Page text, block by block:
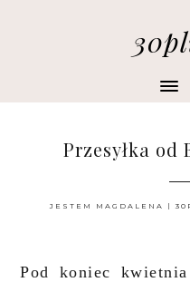
Przesyłka od
JESTEM MAGDALENA |
Pod koniec kwietnia